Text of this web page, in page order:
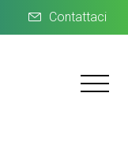
Contattaci